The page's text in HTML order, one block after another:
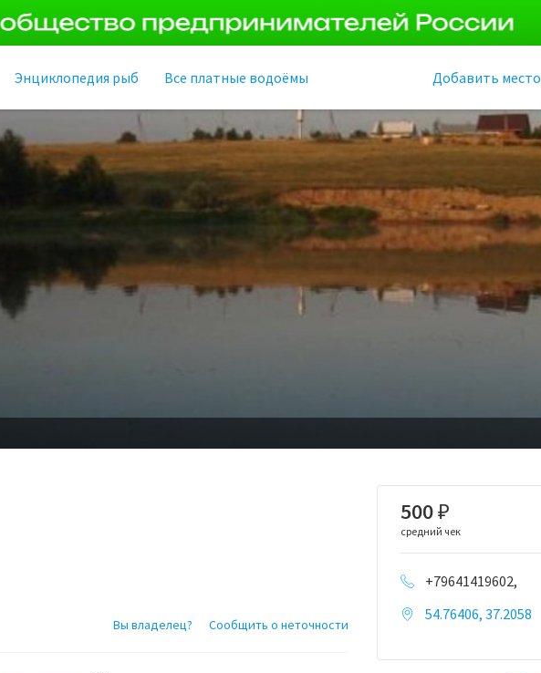
Добавить место
Энциклопедия рыб Все платные водоёмы
Вы владелец? Сообщить о неточности
500₽
средний чек
+79641419602,
54.76406, 37.2058